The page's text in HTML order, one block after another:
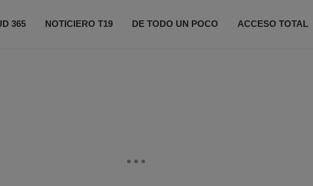
365 NOTICIERO T19 DE TODO UN POCO ACCESO TOTAL